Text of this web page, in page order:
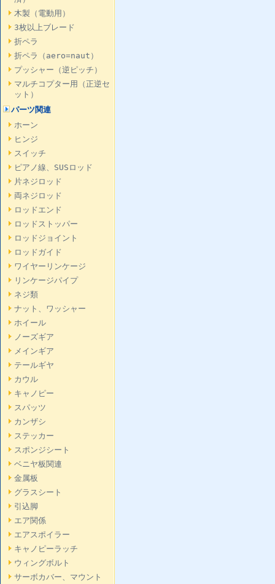
木製（電動用）
3枚以上ブレード
折ペラ
折ペラ（aero=naut）
プッシャー（逆ピッチ）
マルチコプター用（正逆セ
ット）
パーツ関連
ホーン
ヒンジ
スイッチ
ピアノ線、SUSロッド
片ネジロッド
両ネジロッド
ロッドエンド
ロッドストッパー
ロッドジョイント
ロッドガイド
ワイヤーリンケージ
リンケージパイプ
ネジ類
ナット、ワッシャー
ホイール
ノーズギア
メインギア
テールギヤ
カウル
キャノピー
スパッツ
カンザシ
ステッカー
スポンジシート
ベニヤ板関連
金属板
グラスシート
引込脚
エア関係
エアスポイラー
キャノピーラッチ
ウィングボルト
サーボカバー、マウント